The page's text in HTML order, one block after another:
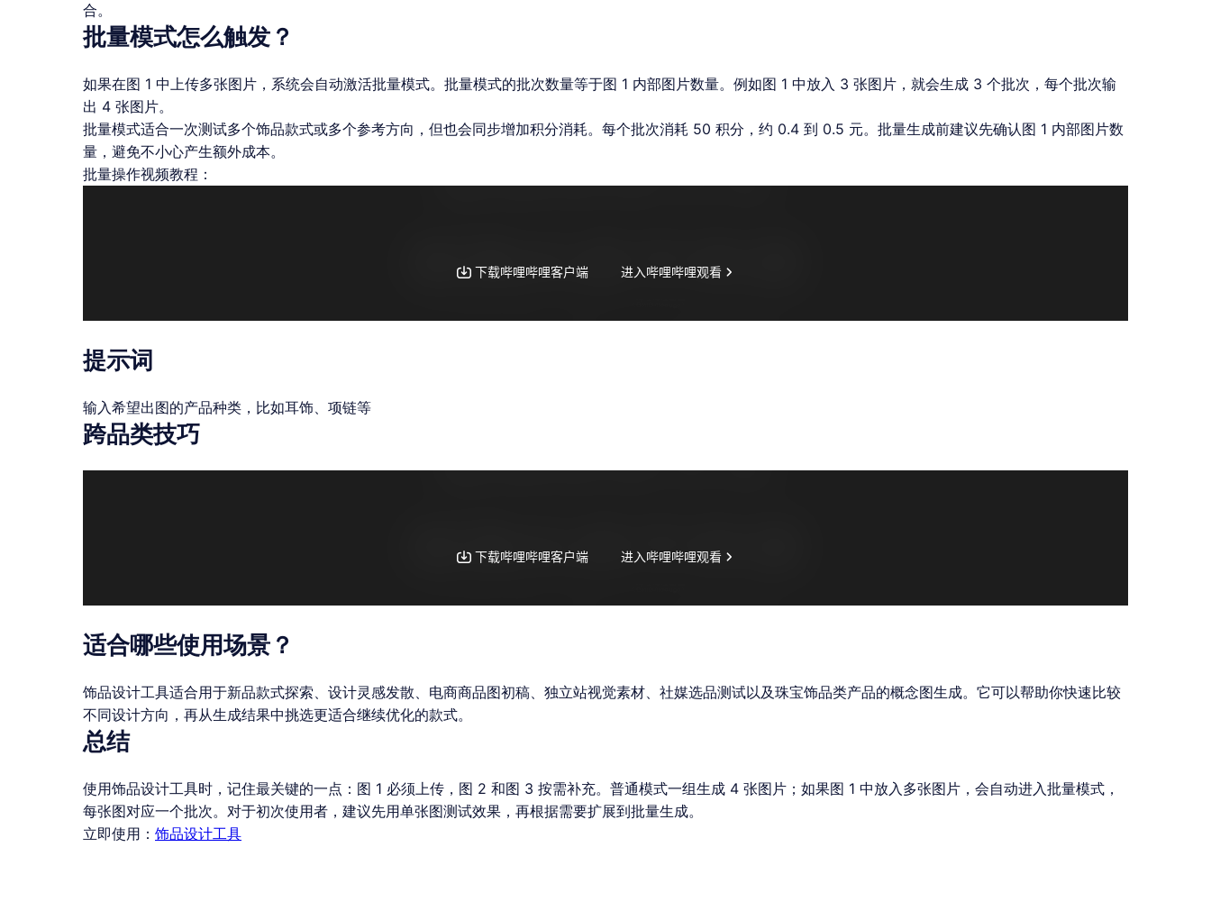
合。
批量模式怎么触发？
如果在图 1 中上传多张图片，系统会自动激活批量模式。批量模式的批次数量等于图 1 内部图片数量。例如图 1 中放入 3 张图片，就会生成 3 个批次，每个批次输
出 4 张图片。
批量模式适合一次测试多个饰品款式或多个参考方向，但也会同步增加积分消耗。每个批次消耗 50 积分，约 0.4 到 0.5 元。批量生成前建议先确认图 1 内部图片数
量，避免不小心产生额外成本。
批量操作视频教程：
提示词
输入希望出图的产品种类，比如耳饰、项链等
跨品类技巧
适合哪些使用场景？
饰品设计工具适合用于新品款式探索、设计灵感发散、电商商品图初稿、独立站视觉素材、社媒选品测试以及珠宝饰品类产品的概念图生成。它可以帮助你快速比较
不同设计方向，再从生成结果中挑选更适合继续优化的款式。
总结
使用饰品设计工具时，记住最关键的一点：图 1 必须上传，图 2 和图 3 按需补充。普通模式一组生成 4 张图片；如果图 1 中放入多张图片，会自动进入批量模式，
每张图对应一个批次。对于初次使用者，建议先用单张图测试效果，再根据需要扩展到批量生成。
立即使用： 饰品设计工具